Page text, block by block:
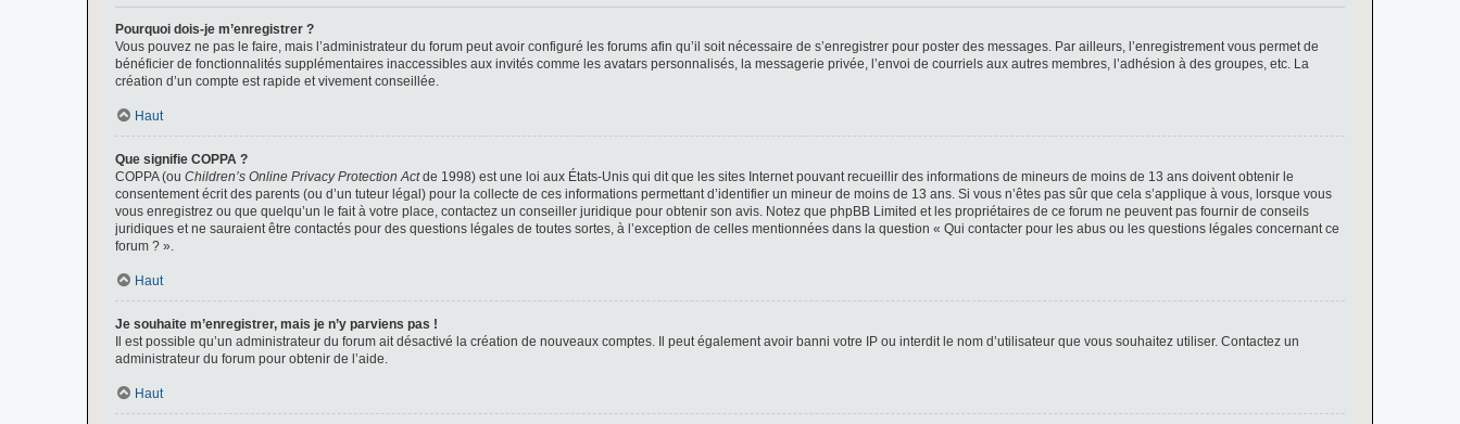
Pourquoi dois-je m’enregistrer ?
Vous pouvez ne pas le faire, mais l’administrateur du forum peut avoir configuré les forums afin qu’il soit nécessaire de s’enregistrer pour poster des messages. Par ailleurs, l’enregistrement vous permet de
bénéficier de fonctionnalités supplémentaires inaccessibles aux invités comme les avatars personnalisés, la messagerie privée, l’envoi de courriels aux autres membres, l’adhésion à des groupes, etc. La
création d’un compte est rapide et vivement conseillée.
Haut
Que signifie COPPA ?
COPPA (ou Children’s Online Privacy Protection Actde 1998) est une loi aux États-Unis qui dit que les sites Internet pouvant recueillir des informations de mineurs de moins de 13 ans doivent obtenir le
consentement écrit des parents (ou d’un tuteur légal) pour la collecte de ces informations permettant d’identifier un mineur de moins de 13 ans. Si vous n’êtes pas sûr que cela s’applique à vous, lorsque vous
vous enregistrez ou que quelqu’un le fait à votre place, contactez un conseiller juridique pour obtenir son avis. Notez que phpBB Limited et les propriétaires de ce forum ne peuvent pas fournir de conseils
juridiques et ne sauraient être contactés pour des questions légales de toutes sortes, à l’exception de celles mentionnées dans la question « Qui contacter pour les abus ou les questions légales concernant ce
forum ? ».
Haut
Je souhaite m’enregistrer, mais je n’y parviens pas !
Il est possible qu’un administrateur du forum ait désactivé la création de nouveaux comptes. Il peut également avoir banni votre IP ou interdit le nom d’utilisateur que vous souhaitez utiliser. Contactez un
administrateur du forum pour obtenir de l’aide.
Haut